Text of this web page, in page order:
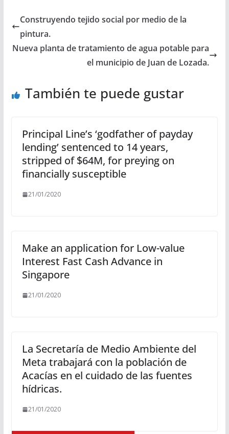
Construyendo tejido social por medio de la
pintura.
Nueva planta de tratamiento de agua potable para
el municipio de Juan de Lozada.
También te puede gustar
Principal Line’s ‘godfather of payday
lending’ sentenced to 14 years,
stripped of $64M, for preying on
financially susceptible
21/01/2020
Make an application for Low-value
Interest Fast Cash Advance in
Singapore
21/01/2020
La Secretaría de Medio Ambiente del
Meta trabajará con la población de
Acacías en el cuidado de las fuentes
hídricas.
21/01/2020